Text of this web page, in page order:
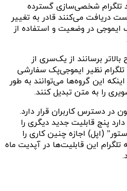
تلگرام شخصی‌سازی گسترده
دریافت می‌کنند قادر به تغییر
ایموجی در وضعیت و استفاده از
برسانند از یک‌سری از
نظیر ایموجی‌پک سفارشی
این گروه‌ها می‌‌توانند به طور
را به متن تبدیل کنند.
در دسترس کاربران قرار دارد.
پنج قابلیت جدید دیگری را
(اپل) اجازه چنین کاری را
این قابلیت‌ها در آپدیت ماه